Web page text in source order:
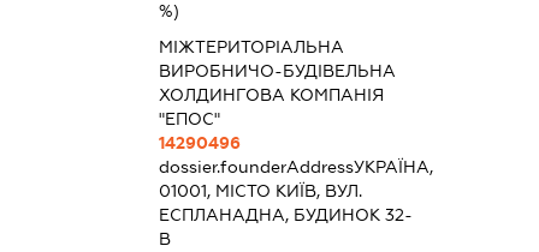
%)
МІЖТЕРИТОРІАЛЬНА
ВИРОБНИЧО-БУДІВЕЛЬНА
ХОЛДИНГОВА КОМПАНІЯ
"ЕПОС"
14290496
dossier.founderAddressУКРАЇНА,
01001, МІСТО КИЇВ, ВУЛ.
ЕСПЛАНАДНА, БУДИНОК 32-
В